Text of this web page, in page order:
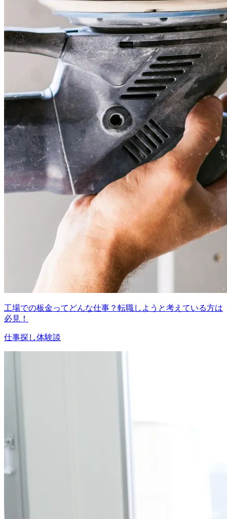
工場での板金ってどんな仕事？転職しようと考えている方は
必見！
仕事探し体験談